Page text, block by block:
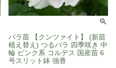
バラ苗 【クンツァイト】 (新苗
植え替え) つるバラ 四季咲き 中
輪 ピンク系 コルデス 国産苗 6
号スリット鉢 強香